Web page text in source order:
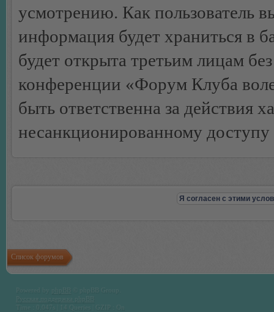
усмотрению. Как пользователь
информация будет храниться в
будет открыта третьим лицам
конференции «Форум Клуба
быть ответственна за действия
несанкционированному доступу
Список форумов
Time : 0.047s | 14 Queries | GZIP : On